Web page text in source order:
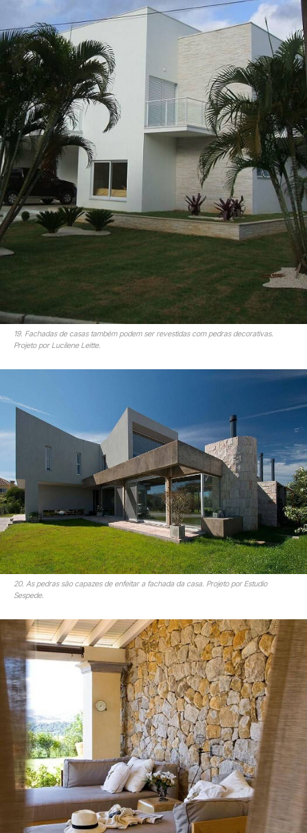
19. Fachadas de casas também podem ser revestidas com pedras decorativas.
Projeto por Lucilene Leitte.
20. As pedras são capazes de enfeitar a fachada da casa. Projeto por Estudio
Sespede.